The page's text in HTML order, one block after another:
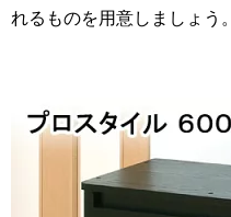
れるものを用意しましょう。